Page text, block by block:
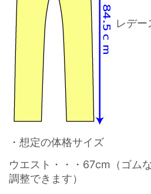
レデ
・想定の体格サイズ
ウエスト・・・67cm（ゴム
調整できます）